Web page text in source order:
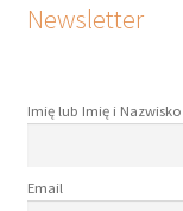
Newsletter
Imię lub Imię i Nazwisko
Email